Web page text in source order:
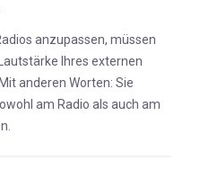
anzupassen, müssen
Ihres externen
anderen Worten: Sie
am Radio als auch am